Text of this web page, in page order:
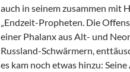
auch in seinem zusammen mit
„Endzeit-Propheten. Die
einer Phalanx aus Alt- und
Russland-Schwärmern,
es kam noch etwas hinzu: